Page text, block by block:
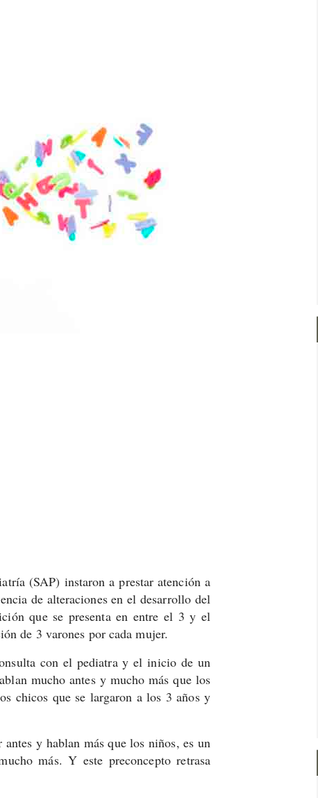
(SAP) instaron a prestar atención a
de alteraciones en el desarrollo del
que se presenta en entre el 3 y el
de 3 varones por cada mujer.
con el pediatra y el inicio de un
mucho antes y mucho más que los
chicos que se largaron a los 3 años y
y hablan más que los niños, es un
más. Y este preconcepto retrasa